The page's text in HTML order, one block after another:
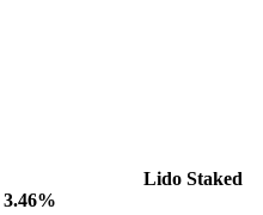
Lido Staked
3.46%